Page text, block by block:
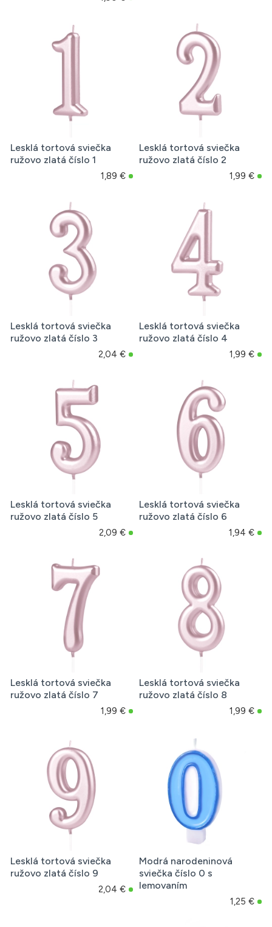
Lesklá tortová sviečka
ružovo zlatá číslo 1
1,89 €
Lesklá tortová sviečka
ružovo zlatá číslo 2
1,99 €
Lesklá tortová sviečka
ružovo zlatá číslo 3
2,04 €
Lesklá tortová sviečka
ružovo zlatá číslo 4
1,99 €
Lesklá tortová sviečka
ružovo zlatá číslo 5
2,09 €
Lesklá tortová sviečka
ružovo zlatá číslo 6
1,94 €
Lesklá tortová sviečka
ružovo zlatá číslo 7
1,99 €
Lesklá tortová sviečka
ružovo zlatá číslo 8
1,99 €
Lesklá tortová sviečka
ružovo zlatá číslo 9
2,04 €
Modrá narodeninová
sviečka číslo 0 s
lemovaním
1,25 €